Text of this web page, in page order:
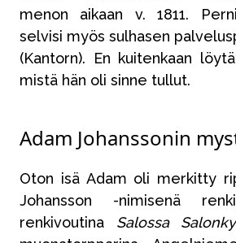
menon aikaan v. 1811.
selvisi myös sulhasen
(Kantorn). En kuitenkaan
mistä hän oli sinne tullut.
Adam Johanssonin
Oton isä Adam oli merkitty
Johansson -nimisenä
renkivoutina Salossa